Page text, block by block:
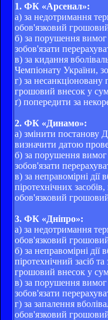
1. ФК «Арсенал»:
а) за недотримання
обов'язковий
б) за порушення вимог
зобов'язати
в) за кидання
Чемпіонату України,
г) за несанкціоновану
грошовий внесок у
ґ) попередити за
2. ФК «Динамо»:
а) змінити постанову
визначити датою
б) за порушення вимог
зобов'язати
в) за неправомірні
піротехнічних
обов'язковий
3. ФК «Дніпро»:
а) за недотримання
обов'язковий
б) за неправомірні
піротехнічний засіб
грошовий внесок у
в) за порушення вимог
зобов'язати
г) за запалення
обов'язковий